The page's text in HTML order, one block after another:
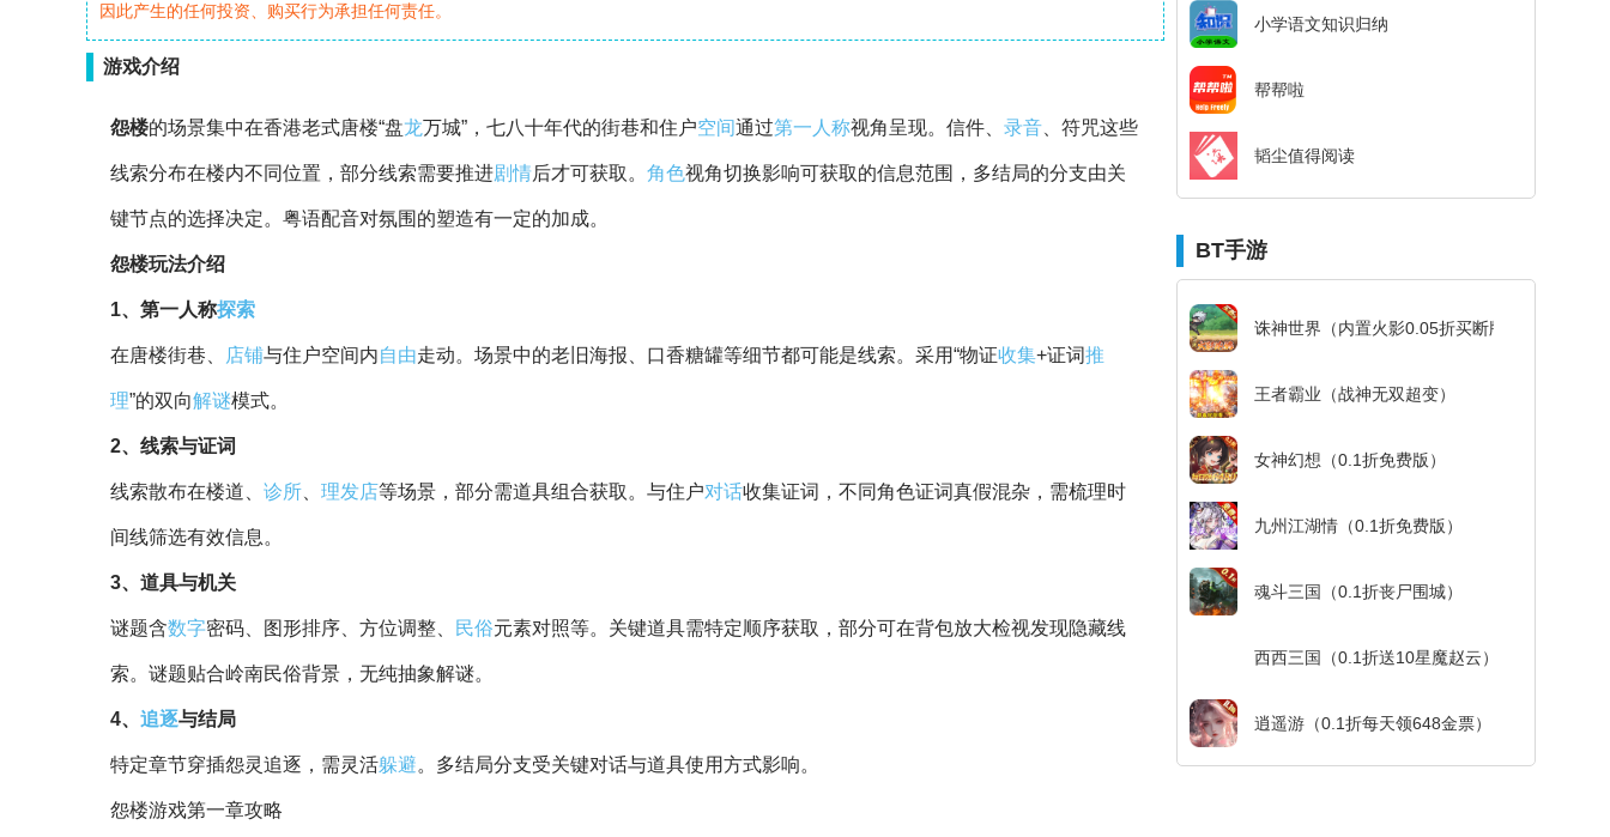
因此产生的任何投资、购买行为承担任何责任。
游戏介绍
怨楼的场景集中在香港老式唐楼“盘龙万城”，七八十年代的街巷和住户空间通过第一人称视角呈现。信件、 录音 、符咒这些
线索分布在楼内不同位置，部分线索需要推进剧情后才可获取。 角色视角切换影响可获取的信息范围，多结局的分支由关
键节点的选择决定。粤语配音对氛围的塑造有一定的加成。
怨楼玩法介绍
1、第一人称探索
在唐楼街巷、 店铺与住户空间内自由走动。场景中的老旧海报、口香糖罐等细节都可能是线索。采用“物证收集+证词推
理”的双向解谜模式。
2、线索与证词
线索散布在楼道、 诊所 理发店等场景，部分需道具组合获取。与住户对话收集证词，不同角色证词真假混杂，需梳理时
间线筛选有效信息。
3、道具与机关
谜题含数字密码、图形排序、方位调整、 民俗元素对照等。关键道具需特定顺序获取，部分可在背包放大检视发现隐藏线
索。谜题贴合岭南民俗背景，无纯抽象解谜。
4、 追逐与结局
特定章节穿插怨灵追逐，需灵活躲避。多结局分支受关键对话与道具使用方式影响。
怨楼游戏第一章攻略
小学语文知识归纳
帮帮啦
韬尘值得阅读
BT手游
诛神世界（内置火影0.05折买断版）
王者霸业（战神无双超变）
女神幻想（0.1折免费版）
九州江湖情（0.1折免费版）
魂斗三国（0.1折丧尸围城）
西西三国（0.1折送10星魔赵云）
逍遥游（0.1折每天领648金票）